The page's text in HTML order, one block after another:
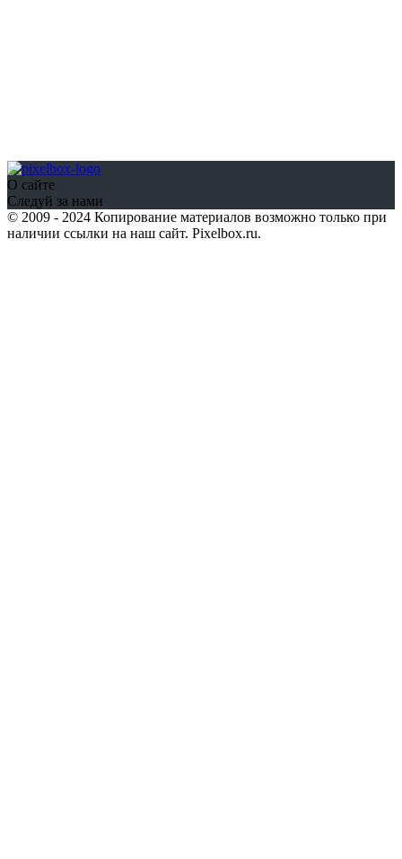
О сайте
Следуй за нами
© 2009 - 2024 Копирование материалов возможно только при
наличии ссылки на наш сайт. Pixelbox.ru.